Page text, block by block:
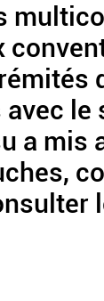
le
a mis